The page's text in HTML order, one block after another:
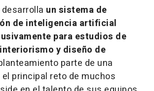
un sistema de
de inteligencia artificial
para estudios de
y diseño de
parte de una
principal reto de muchos